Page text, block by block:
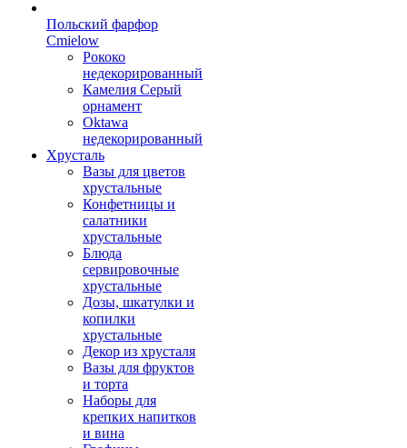
Польский фарфор
Сmielow
Рококо
недекорированный
Камелия Серый
орнамент
Oktawa
недекорированный
Хрусталь
Вазы для цветов
хрустальные
Конфетницы и
салатники
хрустальные
Блюда
сервировочные
хрустальные
Дозы, шкатулки и
копилки
хрустальные
Декор из хрусталя
Вазы для фруктов
и торта
Наборы для
крепких напитков
и вина